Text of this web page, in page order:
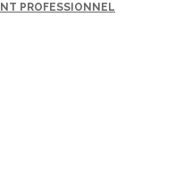
PROFESSIONNEL